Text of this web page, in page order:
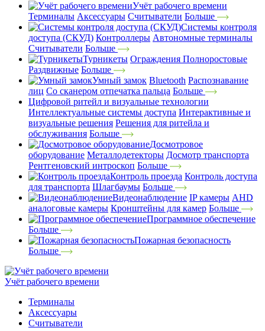
Учёт рабочего времени
Терминалы Аксессуары Считыватели Больше
Системы контроля
доступа (СКУД) Контроллеры Автономные терминалы
Считыватели Больше
Турникеты Ограждения Полноростовые
Раздвижные Больше
Умный замок Bluetooth Распознавание
лиц Со сканером отпечатка пальца Больше
Цифровой ритейл и визуальные технологии
Интеллектуальные системы доступа Интерактивные и
визуальные решения Решения для ритейла и
обслуживания Больше
Досмотровое
оборудование Металлодетекторы Досмотр транспорта
Рентгеновский интроскоп Больше
Контроль проезда Контроль доступа
для транспорта Шлагбаумы Больше
Видеонаблюдение IP камеры AHD
аналоговые камеры Кронштейны для камер Больше
Программное обеспечение
Больше
Пожарная безопасность
Больше
Учёт рабочего времени
Терминалы
Аксессуары
Считыватели